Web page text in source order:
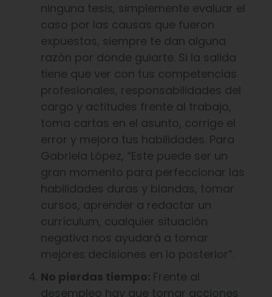
ninguna tesis, simplemente evaluar el
caso por las causas que fueron
expuestas, siempre te dan alguna
razón por donde guiarte. Si la salida
tiene que ver con tus competencias
profesionales, responsabilidades del
cargo y actitudes frente al trabajo,
toma cartas en el asunto, corrige el
error y mejora tus habilidades. Para
Gabriela López, “Este puede ser un
gran momento para perfeccionar las
habilidades duras y blandas, tomar
cursos, aprender a redactar un
currículum, cualquier situación
negativa nos ayudará a tomar
mejores decisiones en lo posterior”.
No pierdas tiempo: Frente al
desempleo hay que tomar acciones